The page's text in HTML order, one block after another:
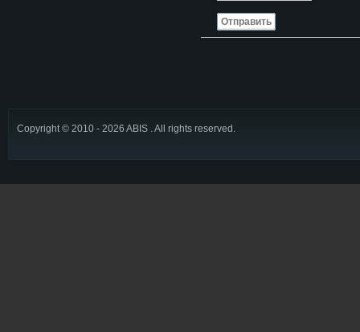
Отправить
Copyright © 2010 - 2026 ABIS . All rights reserved.